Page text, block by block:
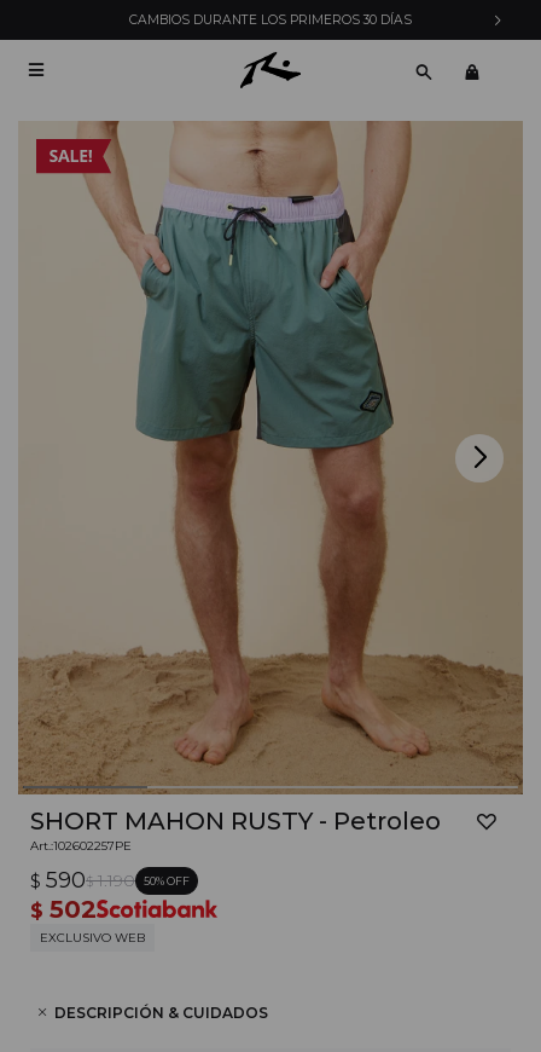
CAMBIOS DURANTE LOS PRIMEROS 30 DÍAS

SHORT MAHON RUSTY - Petroleo
102602257PE
$ 590$ 1.190 50
$ 502
EXCLUSIVO WEB
DESCRIPCIÓN & CUIDADOS